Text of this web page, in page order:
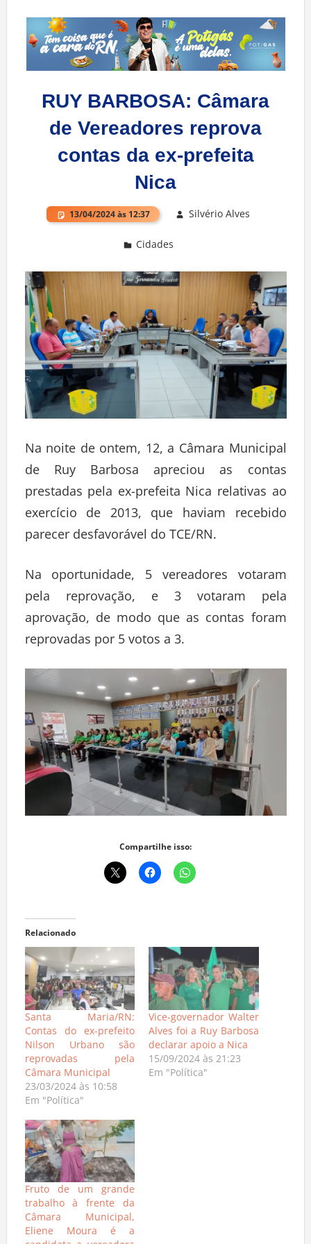
RUY BARBOSA: Câmara
de Vereadores reprova
contas da ex-prefeita
Nica
13/04/2024 às 12:37 Silvério Alves
Cidades
Na noite de ontem, 12, a Câmara Municipal
de Ruy Barbosa apreciou as contas
prestadas pela ex-prefeita Nica relativas ao
exercício de 2013, que haviam recebido
parecer desfavorável do TCE/RN.
Na oportunidade, 5 vereadores votaram
pela reprovação, e 3 votaram pela
aprovação, de modo que as contas foram
reprovadas por 5 votos a 3.
Compartilhe isso:
Relacionado
Santa Maria/RN:
Contas do ex-prefeito
Nilson Urbano são
reprovadas pela
Câmara Municipal
23/03/2024 às 10:58
Em "Política"
Vice-governador Walter
Alves foi a Ruy Barbosa
declarar apoio a Nica
15/09/2024 às 21:23
Em "Política"
Fruto de um grande
trabalho à frente da
Câmara Municipal,
Eliene Moura é a